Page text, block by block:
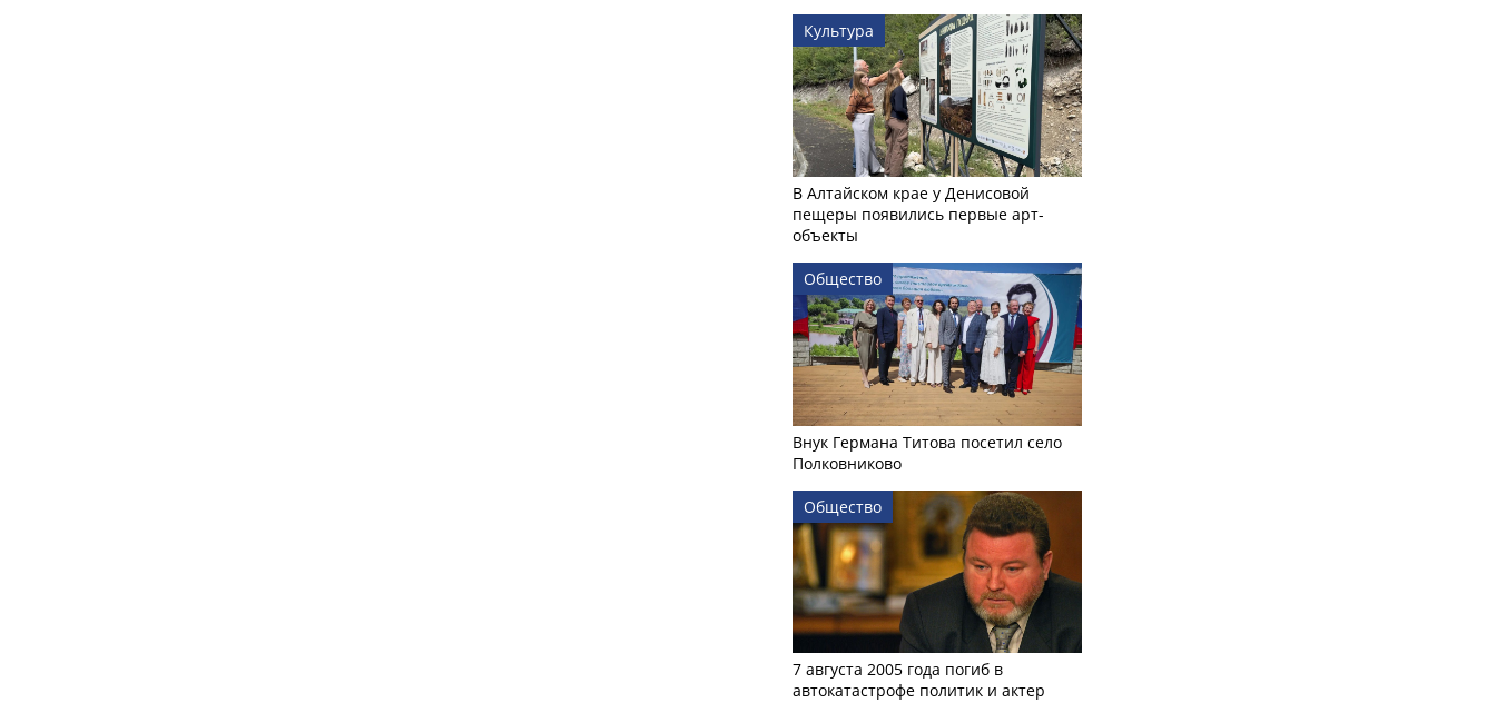
Культура
В Алтайском крае у Денисовой
пещеры появились первые арт-
объекты
Общество
Внук Германа Титова посетил село
Полковниково
Общество
7 августа 2005 года погиб в
автокатастрофе политик и актер